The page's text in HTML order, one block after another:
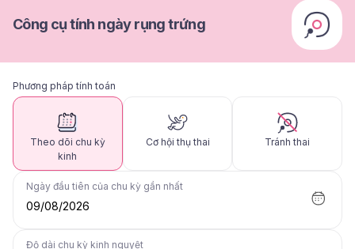
Công cụ tính ngày rụng trứng
Phương pháp tính toán
Theo dõi chu kỳ
kinh
Cơ hội thụ thai Tránh thai
Ngày đầu tiên của chu kỳ gần nhất
09/08/2026
Độ dài chu kỳ kinh nguyệt